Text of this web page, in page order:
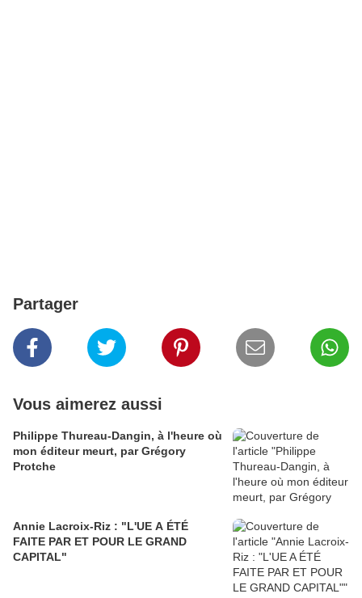
Partager
Vous aimerez aussi
Philippe Thureau-Dangin, à l'heure où
mon éditeur meurt, par Grégory
Protche
Annie Lacroix-Riz : "L'UE A ÉTÉ
FAITE PAR ET POUR LE GRAND
CAPITAL"